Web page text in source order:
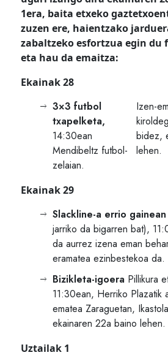
1era, baita etxeko
zuzen ere, haientzako
zabaltzeko esfortzua egin du
eta hau da emaitza:
Ekainak 28
3×3 futbol
txapelketa,
14:30ean
Mendibeltz futbol-
zelaian.
Izen-
bidez,
lehen.
Ekainak 29
Slackline-a errio gainean
jarriko da bigarren bat),
da aurrez izena eman
eramatea ezinbestekoa da.
Bizikleta-igoera Pillikura
11:30ean, Herriko Plazatik
ematea Zaraguetan,
ekainaren 22a baino lehen.
Uztailak 1